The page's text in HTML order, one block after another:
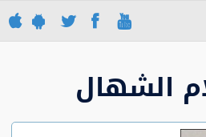
الشهال